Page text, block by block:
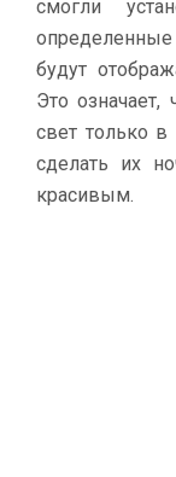
смогли
будут
Это означает,
свет только
сделать их
красивым.